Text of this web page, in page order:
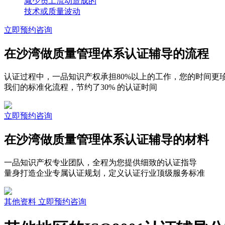
技术或质量波动
立即预约咨询
在沙湾做质量管理体系认证辅导的流程
认证过程中，一品知识产权承担80%以上的工作，您的时间更
我们的标准化流程，节约了30% 的认证时间
立即预约咨询
在沙湾做质量管理体系认证辅导的材料
一品知识产权专业团队，全程为您提供细致的认证指导
量身打造企业专属认证规划，定义认证行业顶级服务标准
其他资料 立即预约咨询